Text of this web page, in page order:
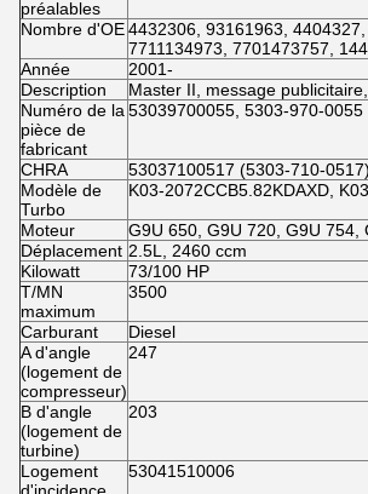
préalables
Nombre d'OE4432306, 93161963,
7711134973, 7701473757,
Année
2001-
Description
Master II, message
Numéro de la
pièce de
fabricant
53039700055, 5303-970-0055
CHRA
53037100517 (5303-710-0517)
Modèle de
Turbo
K03-2072CCB5.82KDAXD, K03
Moteur
G9U 650, G9U 720, G9U
Déplacement 2.5L, 2460 ccm
Kilowatt
73/100 HP
T/MN
maximum
3500
Carburant
Diesel
Α d'angle
(logement de
compresseur)
247
Β d'angle
(logement de
turbine)
203
Logement
53041510006